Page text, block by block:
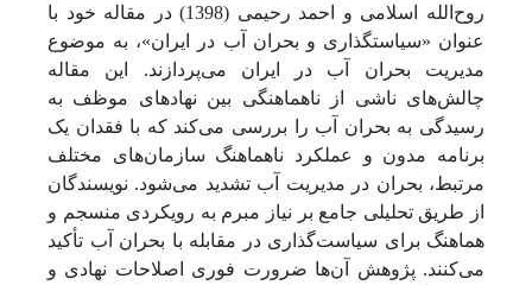
روح‌الله اسلامی و احمد رحیمی (1398) در مقاله خود با
عنوان «سیاست­گذاری و بحران آب در ایران»، به موضوع
مدیریت بحران آب در ایران می‌پردازند. این مقاله
چالش‌های ناشی از ناهماهنگی بین نهادهای موظف به
رسیدگی به بحران آب را بررسی می‌کند که با فقدان یک
برنامه مدون و عملکرد ناهماهنگ سازمان‌های مختلف
مرتبط، بحران در مدیریت آب تشدید می‌شود. نویسندگان
از طریق تحلیلی جامع بر نیاز مبرم به رویکردی منسجم و
هماهنگ برای سیاست‌گذاری در مقابله با بحران آب تأکید
می‌کنند. پژوهش آن‌ها ضرورت فوری اصلاحات نهادی و